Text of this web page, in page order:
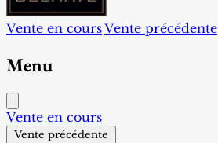
Vente en coursVente précédente
Menu
Vente en cours
Vente précédente